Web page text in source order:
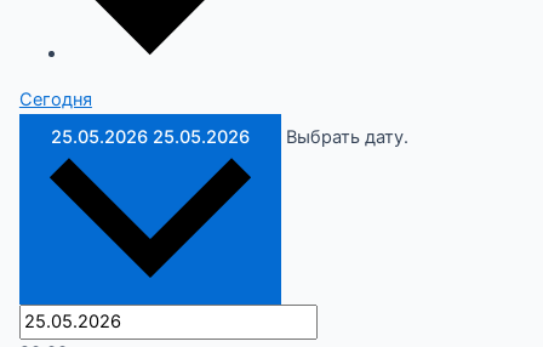
Cегодня
25.05.2026 25.05.2026 Выбрать дату.